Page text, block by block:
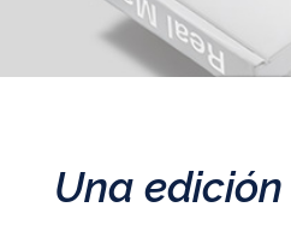
Una edición